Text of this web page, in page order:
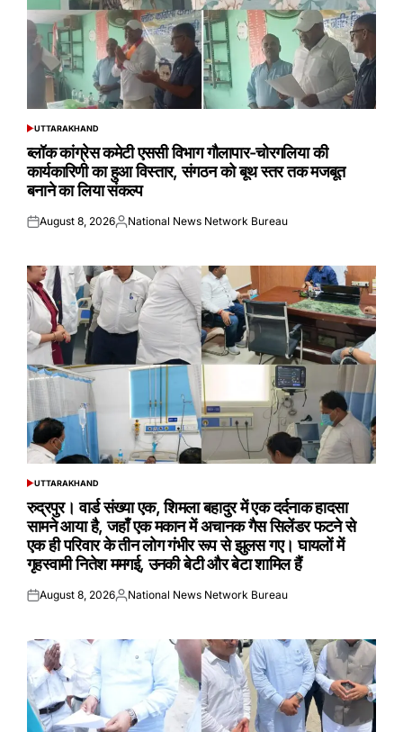
POSTED
UTTARAKHAND
ब्लॉक कांग्रेस कमेटी एससी विभाग गौलापार-चोरगलिया की
कार्यकारिणी का हुआ विस्तार, संगठन को बूथ स्तर तक मजबूत
बनाने का लिया संकल्प
Posted
August 8, 2026Posted
National News Network Bureau
POSTED
UTTARAKHAND
रुद्रपुर। वार्ड संख्या एक, शिमला बहादुर में एक दर्दनाक हादसा
सामने आया है, जहाँ एक मकान में अचानक गैस सिलेंडर फटने से
एक ही परिवार के तीन लोग गंभीर रूप से झुलस गए। घायलों में
गृहस्वामी नितेश ममगई, उनकी बेटी और बेटा शामिल हैं
Posted
August 8, 2026Posted
National News Network Bureau